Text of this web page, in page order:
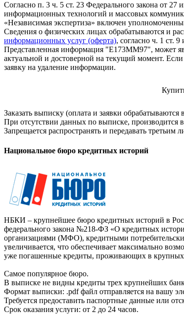
Согласно п. 3 ч. 5 ст. 23 Федерального закона от
информационных технологий и массовых
«Независимая экспертиза» включен
Сведения о физических лицах обрабатываются и
информационных услуг (оферта), согласно ч. 1 ст.
Представленная информация "Е173ММ97", может
актуальной и достоверной на текущий момент.
заявку на удаление информации.
Заказать выписку (оплата и заявки
При отсутствии данных по выписке, производится
Запрещается распространять и передавать
Национальное бюро кредитных историй
НБКИ – крупнейшее бюро кредитных историй в
федерального закона №218-ФЗ «О кредитных
организациями (МФО), кредитными
увеличивается, что обеспечивает максимально
уже погашенные кредиты, проживающих в крупных
Самое популярное бюро.
В выписке не видны кредиты трех крупнейших
Формат выписки: .pdf файл отправляется на вашу
Требуется предоставить паспортные данные или
Срок оказания услуги: от 2 до 24 часов.